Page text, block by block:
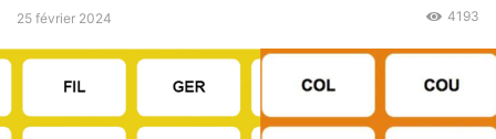
25 février 2024 4193